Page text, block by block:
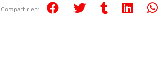
Compartir en: